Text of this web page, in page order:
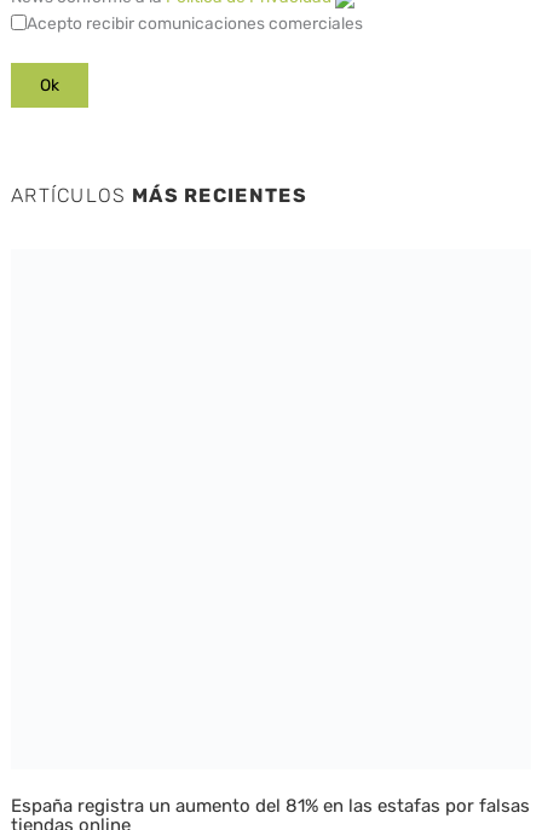
Acepto recibir comunicaciones comerciales
ARTÍCULOS MÁS RECIENTES
España registra un aumento del 81% en las estafas por falsas
tiendas online